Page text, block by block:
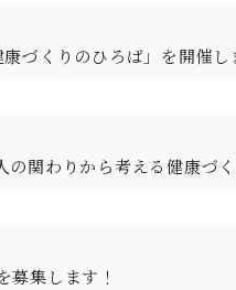
づくりのひろば」を開催し
関わりから考える健康づ
集します！